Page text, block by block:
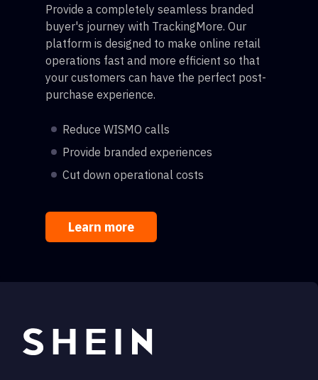
Provide a completely seamless branded
buyer's journey with TrackingMore. Our
platform is designed to make online retail
operations fast and more efficient so that
your customers can have the perfect post-
purchase experience.
Reduce WISMO calls
Provide branded experiences
Cut down operational costs
Learn more